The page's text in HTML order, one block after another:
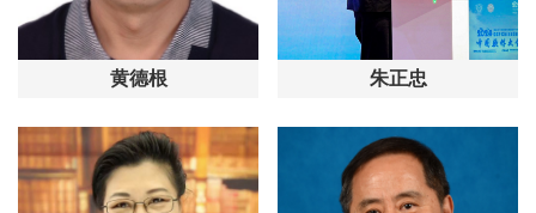
黄德根 朱正忠